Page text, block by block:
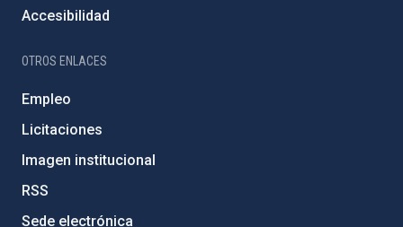
Accesibilidad
OTROS ENLACES
Empleo
Licitaciones
Imagen institucional
RSS
Sede electrónica